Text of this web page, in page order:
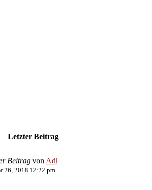
Letzter Beitrag
Beitrag von Adi
26, 2018 12:22 pm